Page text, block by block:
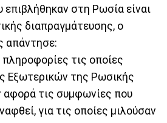
επιβλήθηκαν στη Ρωσία είναι
διαπραγμάτευσης, ο
απάντησε:
τις οποίες
Εξωτερικών της Ρωσικής
τις συμφωνίες που
για τις οποίες μιλούσαν